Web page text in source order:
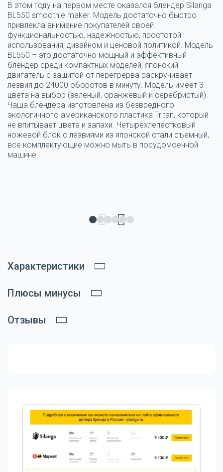
В этом году на первом месте оказался блендер Silanga
BL550 smoothie maker. Модель достаточно быстро
привлекла внимание покупателей своей
функциональностью, надежностью, простотой
использования, дизайном и ценовой политикой. Модель
BL550 – это достаточно мощный и эффективный
блендер среди компактных моделей, японский
двигатель с защитой от перегрерва раскручивает
лезвия до 24000 оборотов в минуту. Модель имеет 3
цвета на выбор (зеленый, оранжевый и серебристый).
Чаша блендера изготовлена из безвредного
экологичного американского пластика Tritan, который
не впитывает цвета и запахи. Четырехлепестковый
ножевой блок с лезвиями из японской стали съемный,
все комплектующие можно мыть в посудомоечной
машине.
Характеристики
Плюсы минусы
Отзывы